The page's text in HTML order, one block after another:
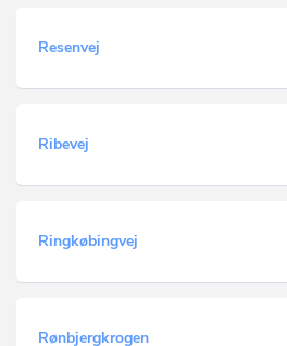
Resenvej
Ribevej
Ringkøbingvej
Rønbjergkrogen